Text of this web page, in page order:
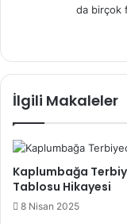
da birçok
İlgili Makaleler
Kaplumbağa
Tablosu Hikayesi
8 Nisan 2025